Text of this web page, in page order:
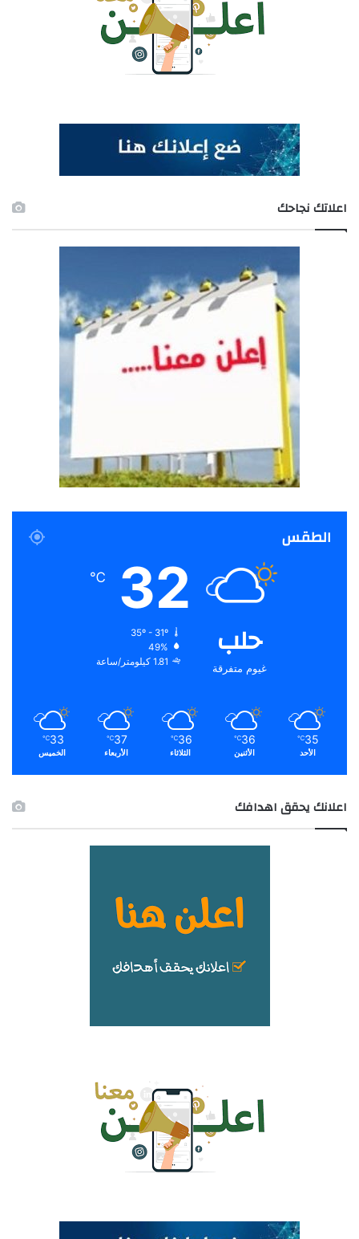
اعلاتك نجاحك
الطقس
حلب
غيوم متفرقة
32
℃
35º - 31º
49%
1.81 كيلومتر/ساعة
35
℃
الأحد
36
℃
الأثنين
36
℃
الثلاثاء
37
℃
الأربعاء
33
℃
الخميس
اعلانك يحقق اهدافك